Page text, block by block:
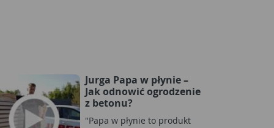
Jurga Papa w płynie –
Jak odnowić ogrodzenie
z betonu?
"Papa w płynie to produkt